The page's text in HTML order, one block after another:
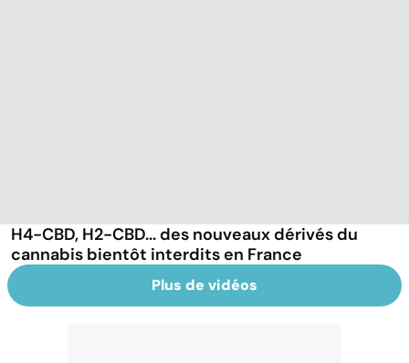
H4-CBD, H2-CBD... des nouveaux dérivés du
cannabis bientôt interdits en France
Plus de vidéos